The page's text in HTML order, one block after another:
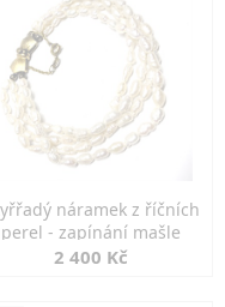
náramek z říčních
perel - zapínání mašle
2 400 Kč